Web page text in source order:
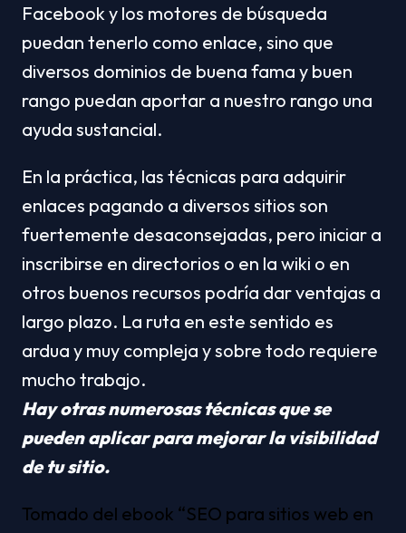
Facebook y los motores de búsqueda
puedan tenerlo como enlace, sino que
diversos dominios de buena fama y buen
rango puedan aportar a nuestro rango una
ayuda sustancial.
En la práctica, las técnicas para adquirir
enlaces pagando a diversos sitios son
fuertemente desaconsejadas, pero iniciar a
inscribirse en directorios o en la wiki o en
otros buenos recursos podría dar ventajas a
largo plazo. La ruta en este sentido es
ardua y muy compleja y sobre todo requiere
mucho trabajo.
Hay otras numerosas técnicas que se
pueden aplicar para mejorar la visibilidad
de tu sitio.
Tomado del ebook “SEO para sitios web en